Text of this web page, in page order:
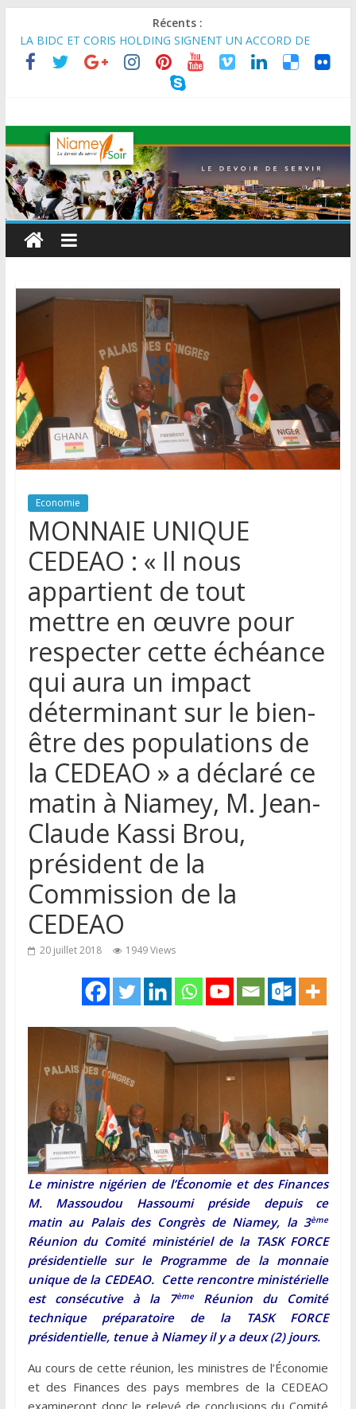
Récents :
MARADI : Le Président de la République, Chef de l’État, S.E le
Général d’Armée Abdourahamane Tiani, est arrivé à Maradi
pour la célébration de la 3ᵉ édition de la Journée Nationale de
FINANCEMENT DE 80 MILLIONS D’EUROS POUR
RENFORCER LES CHAÎNES DE VALEUR ALIMENTAIRES,
ÉNERGÉTIQUES ET AGRICOLES EN AFRIQUE DE L’OUEST
SEMAINE DU KAWAR 2026: Le Ministre de l’Intérieur, le
Général de Division Mohamed TOUMBA a reçu en audience
son homologue du Burkina Faso et délégation du Kawar.
BANQUE MONDIALE : L’IA offre un levier vital aux économies
en développement en panne de croissance (Communiqué)
Mali.
Economie
MONNAIE UNIQUE
CEDEAO : « Il nous
appartient de tout
mettre en œuvre pour
respecter cette échéance
qui aura un impact
déterminant sur le bien-
être des populations de
la CEDEAO » a déclaré ce
matin à Niamey, M. Jean-
Claude Kassi Brou,
président de la
Commission de la
CEDEAO
20 juillet 2018 1949 Views
Le ministre nigérien de l’Économie et des Finances
M. Massoudou Hassoumi préside depuis ce
matin au Palais des Congrès de Niamey, la 3ème
Réunion du Comité ministériel de la TASK FORCE
présidentielle sur le Programme de la monnaie
unique de la CEDEAO. Cette rencontre ministérielle
est consécutive à la 7èmeRéunion du Comité
technique préparatoire de la TASK FORCE
présidentielle, tenue à Niamey il y a deux (2) jours.
Au cours de cette réunion, les ministres de l’Économie
et des Finances des pays membres de la CEDEAO